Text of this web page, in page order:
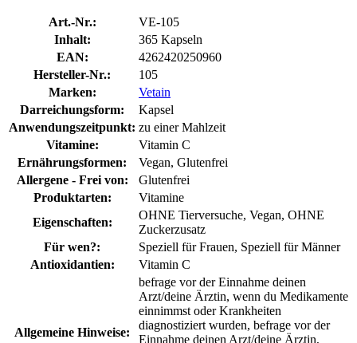
Art.-Nr.:
VE-105
Inhalt:
365 Kapseln
EAN:
4262420250960
Hersteller-Nr.:
105
Marken:
Vetain
Darreichungsform:
Kapsel
Anwendungszeitpunkt: zu einer Mahlzeit
Vitamine:
Vitamin C
Ernährungsformen:
Vegan, Glutenfrei
Allergene - Frei von:
Glutenfrei
Produktarten:
Vitamine
Eigenschaften:
OHNE Tierversuche, Vegan, OHNE
Zuckerzusatz
Für wen?:
Speziell für Frauen, Speziell für Männer
Antioxidantien:
Vitamin C
Allgemeine Hinweise:
befrage vor der Einnahme deinen
Arzt/deine Ärztin, wenn du Medikamente
einnimmst oder Krankheiten
diagnostiziert wurden, befrage vor der
Einnahme deinen Arzt/deine Ärztin,